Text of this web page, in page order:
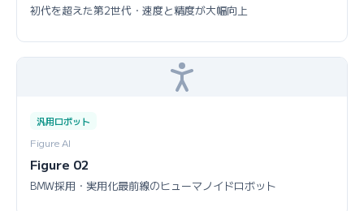
初代を超えた第2世代・速度と精度が大幅向上
汎用ロボット
Figure AI
Figure 02
BMW採用・実用化最前線のヒューマノイドロボット